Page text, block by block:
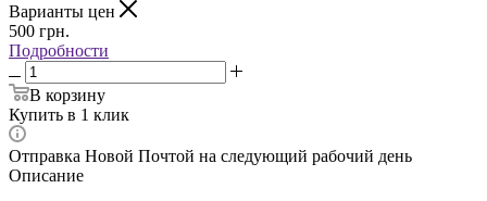
Варианты цен
500 грн.
Подробности
В корзину
Купить в 1 клик
Отправка Новой Почтой на следующий рабочий день
Описание